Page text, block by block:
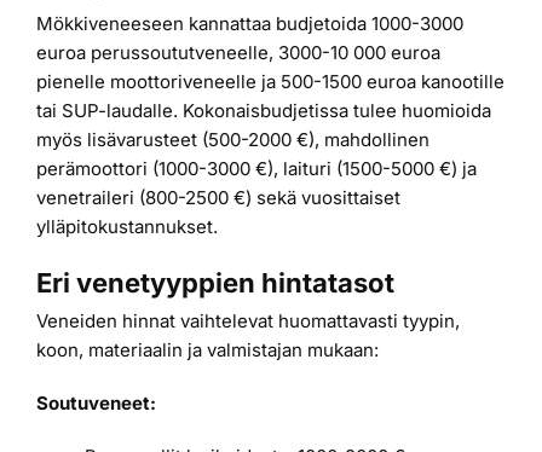
Mökkiveneeseen kannattaa budjetoida 1000-3000
euroa perussoututveneelle, 3000-10 000 euroa
pienelle moottoriveneelle ja 500-1500 euroa kanootille
tai SUP-laudalle. Kokonaisbudjetissa tulee huomioida
myös lisävarusteet (500-2000 €), mahdollinen
perämoottori (1000-3000 €), laituri (1500-5000 €) ja
venetraileri (800-2500 €) sekä vuosittaiset
ylläpitokustannukset.
Eri venetyyppien hintatasot
Veneiden hinnat vaihtelevat huomattavasti tyypin,
koon, materiaalin ja valmistajan mukaan:
Soutuveneet: